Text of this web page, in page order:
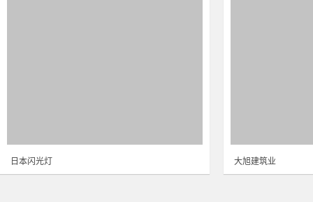
日本闪光灯 大旭建筑业